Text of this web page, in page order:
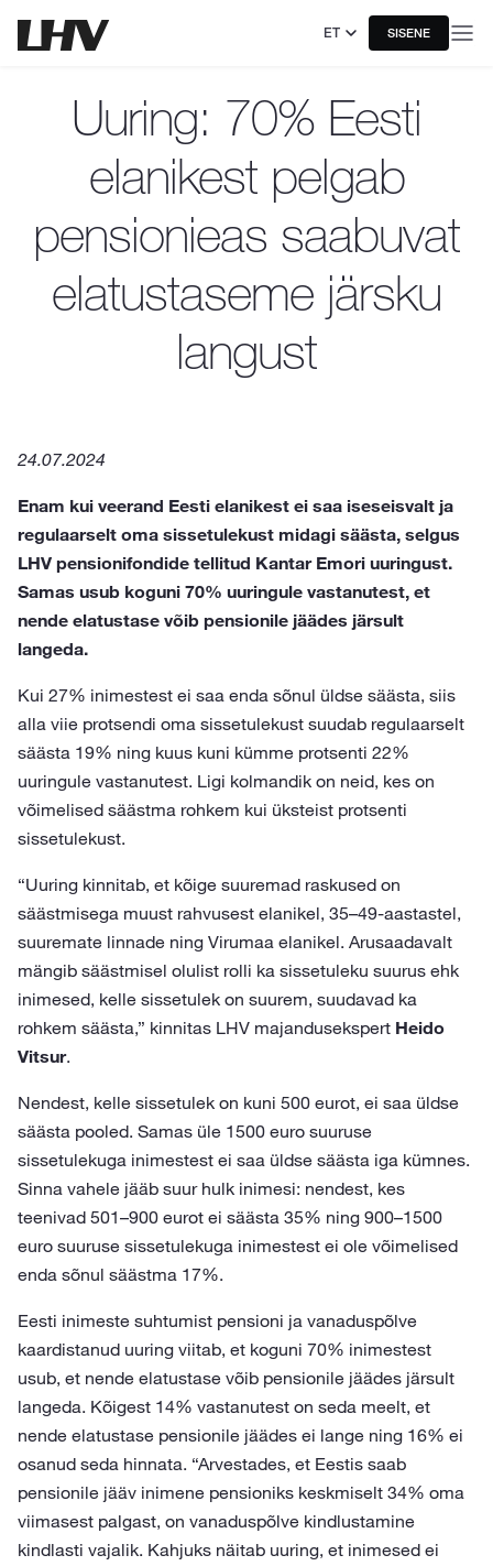
ET SISENE
Uuring: 70% Eesti
elanikest pelgab
pensionieas saabuvat
elatustaseme järsku
langust
24.07.2024
Enam kui veerand Eesti elanikest ei saa iseseisvalt ja
regulaarselt oma sissetulekust midagi säästa, selgus
LHV pensionifondide tellitud Kantar Emori uuringust.
Samas usub koguni 70% uuringule vastanutest, et
nende elatustase võib pensionile jäädes järsult
langeda.
Kui 27% inimestest ei saa enda sõnul üldse säästa, siis
alla viie protsendi oma sissetulekust suudab regulaarselt
säästa 19% ning kuus kuni kümme protsenti 22%
uuringule vastanutest. Ligi kolmandik on neid, kes on
võimelised säästma rohkem kui üksteist protsenti
sissetulekust.
“Uuring kinnitab, et kõige suuremad raskused on
säästmisega muust rahvusest elanikel, 35–49-aastastel,
suuremate linnade ning Virumaa elanikel. Arusaadavalt
mängib säästmisel olulist rolli ka sissetuleku suurus ehk
inimesed, kelle sissetulek on suurem, suudavad ka
rohkem säästa,” kinnitas LHV majandusekspert Heido
Vitsur.
Nendest, kelle sissetulek on kuni 500 eurot, ei saa üldse
säästa pooled. Samas üle 1500 euro suuruse
sissetulekuga inimestest ei saa üldse säästa iga kümnes.
Sinna vahele jääb suur hulk inimesi: nendest, kes
teenivad 501–900 eurot ei säästa 35% ning 900–1500
euro suuruse sissetulekuga inimestest ei ole võimelised
enda sõnul säästma 17%.
Eesti inimeste suhtumist pensioni ja vanaduspõlve
kaardistanud uuring viitab, et koguni 70% inimestest
usub, et nende elatustase võib pensionile jäädes järsult
langeda. Kõigest 14% vastanutest on seda meelt, et
nende elatustase pensionile jäädes ei lange ning 16% ei
osanud seda hinnata. “Arvestades, et Eestis saab
pensionile jääv inimene pensioniks keskmiselt 34% oma
viimasest palgast, on vanaduspõlve kindlustamine
kindlasti vajalik. Kahjuks näitab uuring, et inimesed ei